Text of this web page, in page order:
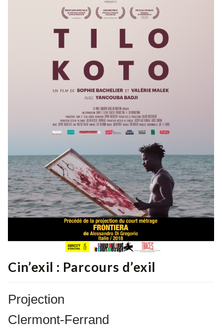
Cin’exil : Parcours d’exil
Projection
Clermont-Ferrand